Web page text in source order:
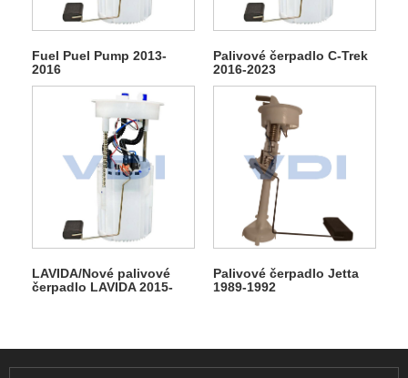
Fuel Puel Pump 2013-
2016
Palivové čerpadlo C-Trek
2016-2023
LAVIDA/Nové palivové
čerpadlo LAVIDA 2015-
Palivové čerpadlo Jetta
1989-1992